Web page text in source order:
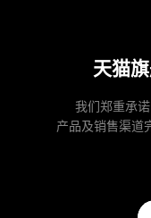
天猫
我们郑重承
产品及销售渠道